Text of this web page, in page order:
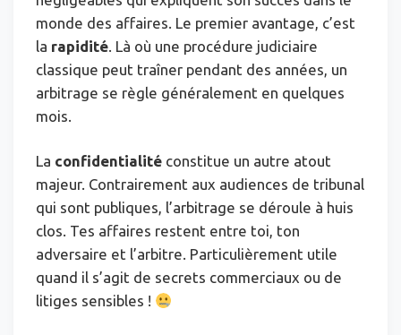
monde des affaires. Le premier avantage, c’est
la rapidité. Là où une procédure judiciaire
classique peut traîner pendant des années, un
arbitrage se règle généralement en quelques
mois.
La confidentialité constitue un autre atout
majeur. Contrairement aux audiences de tribunal
qui sont publiques, l’arbitrage se déroule à huis
clos. Tes affaires restent entre toi, ton
adversaire et l’arbitre. Particulièrement utile
quand il s’agit de secrets commerciaux ou de
litiges sensibles !